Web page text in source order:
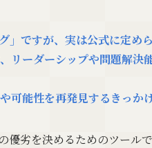
ですが、実は公式に定め
リーダーシップや問題解
可能性を再発見するきっか
劣を決めるためのツールで